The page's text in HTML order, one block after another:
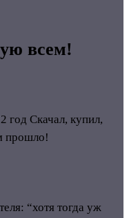
всем!
год Скачал, купил,
прошло!
“хотя тогда уж